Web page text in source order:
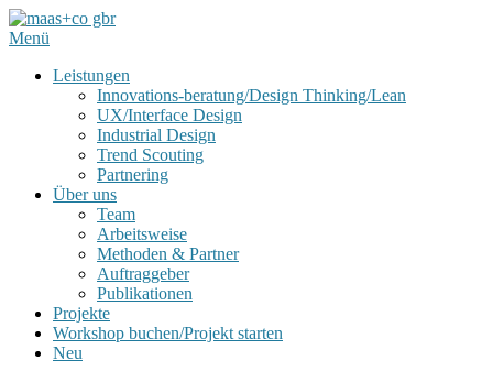
Menü
Leistungen
Innovations-beratung/Design Thinking/Lean
UX/Interface Design
Industrial Design
Trend Scouting
Partnering
Über uns
Team
Arbeitsweise
Methoden & Partner
Auftraggeber
Publikationen
Projekte
Workshop buchen/Projekt starten
Neu